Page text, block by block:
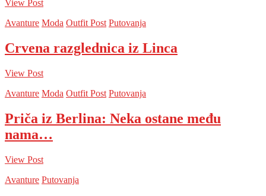
View Post
Avanture Moda Outfit Post Putovanja
Crvena razglednica iz Linca
View Post
Avanture Moda Outfit Post Putovanja
Priča iz Berlina: Neka ostane među
nama…
View Post
Avanture Putovanja